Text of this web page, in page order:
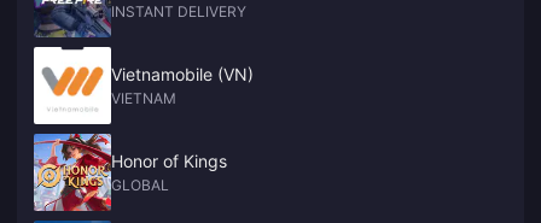
INSTANT DELIVERY
Vietnamobile (VN)
VIETNAM
Honor of Kings
GLOBAL